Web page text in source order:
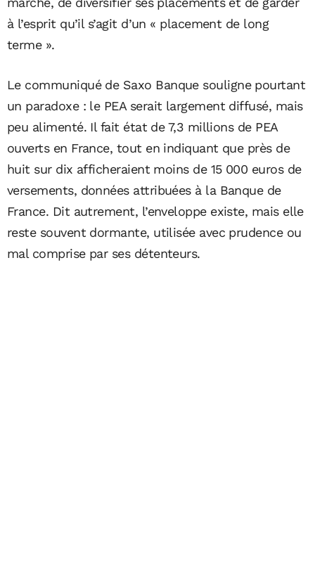
à l’esprit qu’il s’agit d’un « placement de long
terme ».
Le communiqué de Saxo Banque souligne pourtant
un paradoxe : le PEA serait largement diffusé, mais
peu alimenté. Il fait état de 7,3 millions de PEA
ouverts en France, tout en indiquant que près de
huit sur dix afficheraient moins de 15 000 euros de
versements, données attribuées à la Banque de
France. Dit autrement, l’enveloppe existe, mais elle
reste souvent dormante, utilisée avec prudence ou
mal comprise par ses détenteurs.